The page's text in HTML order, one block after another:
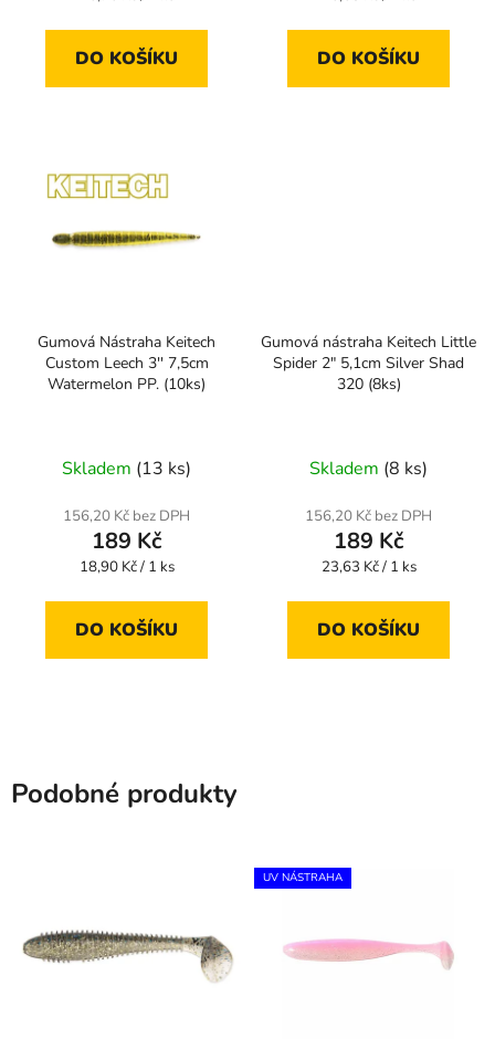
DO KOŠÍKU DO KOŠÍKU
Gumová Nástraha Keitech
Custom Leech 3'' 7,5cm
Watermelon PP. (10ks)
Skladem (13 ks)
156,20 Kč bez DPH
189 Kč
Měrná
18,90 Kč / 1 ks
DO KOŠÍKU
Gumová nástraha Keitech Little
Spider 2" 5,1cm Silver Shad
320 (8ks)
Skladem (8 ks)
156,20 Kč bez DPH
189 Kč
Měrná
23,63 Kč / 1 ks
DO KOŠÍKU
Podobné produkty
UV NÁSTRAHA